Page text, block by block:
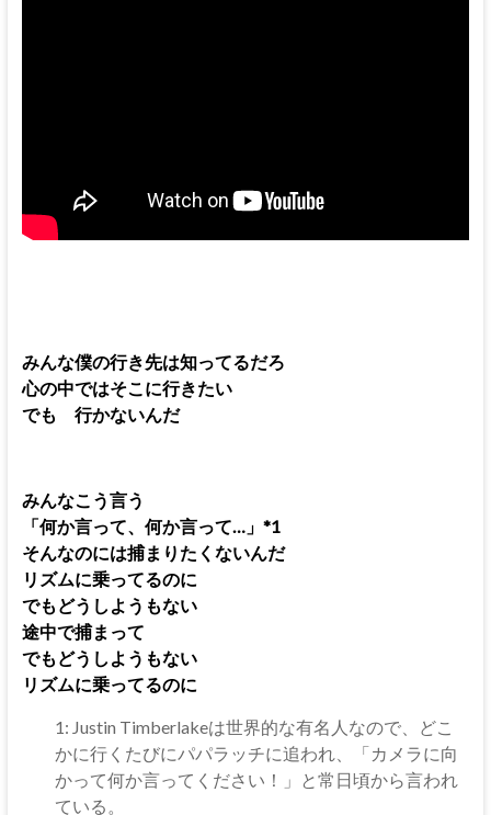
みんな僕の行き先は知ってるだろ
心の中ではそこに行きたい
でも 行かないんだ
みんなこう言う
「何か言って、何か言って…」*1
そんなのには捕まりたくないんだ
リズムに乗ってるのに
でもどうしようもない
途中で捕まって
でもどうしようもない
リズムに乗ってるのに
1: Justin Timberlakeは世界的な有名人なので、どこ
かに行くたびにパパラッチに追われ、「カメラに向
かって何か言ってください！」と常日頃から言われ
ている。